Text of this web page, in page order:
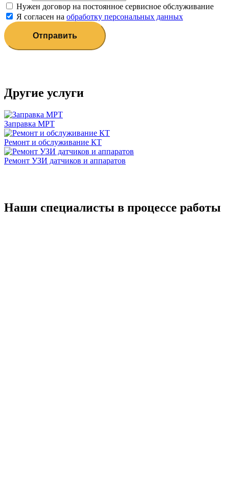
Нужен договор на постоянное сервисное обслуживание
Я согласен на обработку персональных данных
Отправить
Другие услуги
Заправка МРТ
Ремонт и обслуживание КТ
Ремонт УЗИ датчиков и аппаратов
Наши специалисты в процессе работы